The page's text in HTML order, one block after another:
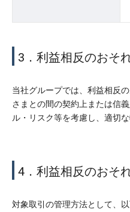
3．利益相反のおそ
当社グループでは、利益相反
さまとの間の契約上または信
ル・リスク等を考慮し、適切
4．利益相反のおそ
対象取引の管理方法として、